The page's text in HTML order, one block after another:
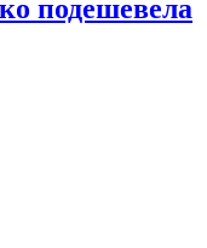
подешевела